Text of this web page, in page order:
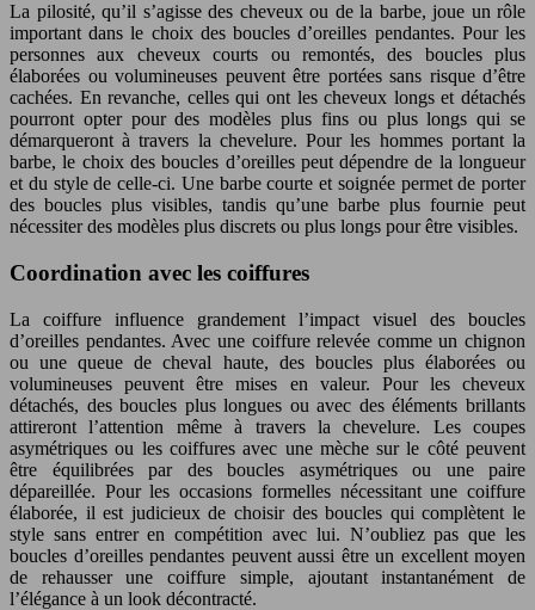
La pilosité, qu’il s’agisse des cheveux ou de la barbe, joue un rôle
important dans le choix des boucles d’oreilles pendantes. Pour les
personnes aux cheveux courts ou remontés, des boucles plus
élaborées ou volumineuses peuvent être portées sans risque d’être
cachées. En revanche, celles qui ont les cheveux longs et détachés
pourront opter pour des modèles plus fins ou plus longs qui se
démarqueront à travers la chevelure. Pour les hommes portant la
barbe, le choix des boucles d’oreilles peut dépendre de la longueur
et du style de celle-ci. Une barbe courte et soignée permet de porter
des boucles plus visibles, tandis qu’une barbe plus fournie peut
nécessiter des modèles plus discrets ou plus longs pour être visibles.
Coordination avec les coiffures
La coiffure influence grandement l’impact visuel des boucles
d’oreilles pendantes. Avec une coiffure relevée comme un chignon
ou une queue de cheval haute, des boucles plus élaborées ou
volumineuses peuvent être mises en valeur. Pour les cheveux
détachés, des boucles plus longues ou avec des éléments brillants
attireront l’attention même à travers la chevelure. Les coupes
asymétriques ou les coiffures avec une mèche sur le côté peuvent
être équilibrées par des boucles asymétriques ou une paire
dépareillée. Pour les occasions formelles nécessitant une coiffure
élaborée, il est judicieux de choisir des boucles qui complètent le
style sans entrer en compétition avec lui. N’oubliez pas que les
boucles d’oreilles pendantes peuvent aussi être un excellent moyen
de rehausser une coiffure simple, ajoutant instantanément de
l’élégance à un look décontracté.